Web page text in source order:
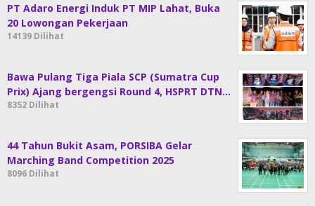
PT Adaro Energi Induk PT MIP Lahat, Buka
20 Lowongan Pekerjaan
14139 Dilihat
Bawa Pulang Tiga Piala SCP (Sumatra Cup
Prix) Ajang bergengsi Round 4, HSPRT DTN…
8352 Dilihat
44 Tahun Bukit Asam, PORSIBA Gelar
Marching Band Competition 2025
8096 Dilihat